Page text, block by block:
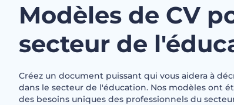
Modèles de CV
secteur de
Créez un document puissant qui vous aidera à
dans le secteur de l'éducation. Nos modèles ont
des besoins uniques des professionnels du